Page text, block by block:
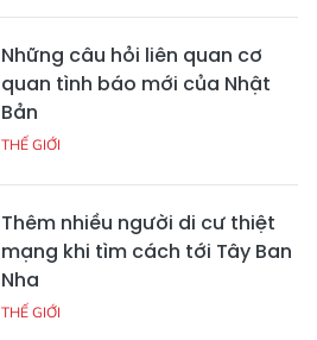
Những câu hỏi liên quan cơ
quan tình báo mới của Nhật
Bản
THẾ GIỚI
Thêm nhiều người di cư thiệt
mạng khi tìm cách tới Tây Ban
Nha
THẾ GIỚI